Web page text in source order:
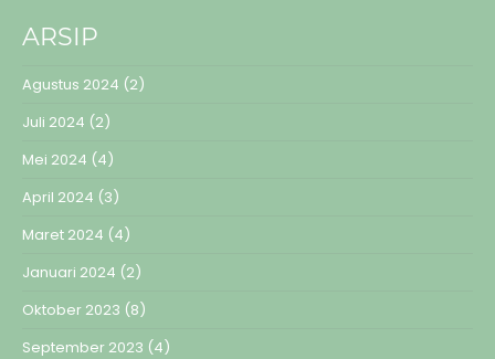
ARSIP
Agustus 2024 (2)
Juli 2024 (2)
Mei 2024 (4)
April 2024 (3)
Maret 2024 (4)
Januari 2024 (2)
Oktober 2023 (8)
September 2023 (4)